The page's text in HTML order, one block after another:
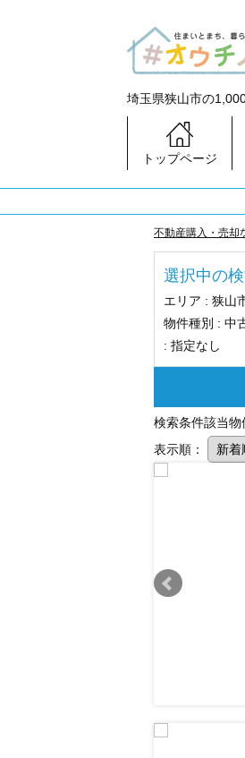
埼玉県狭山市の
トップページ
不動産購入・売却
選択中の
エリア : 狭山
物件種別 : 中
: 指定なし
検索条件該当物
表示順：